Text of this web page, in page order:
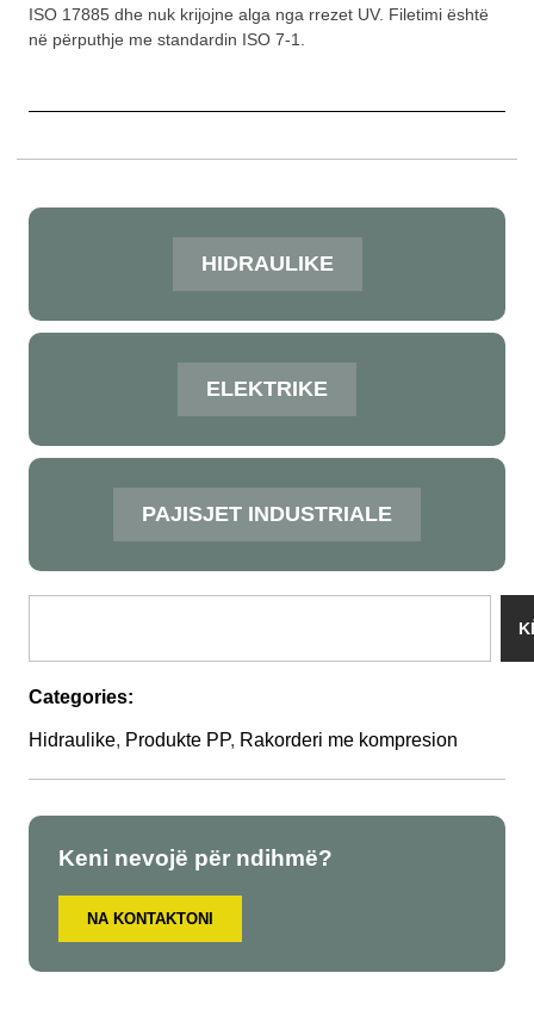
ISO 17885 dhe nuk krijojne alga nga rrezet UV. Filetimi është
në përputhje me standardin ISO 7-1.
HIDRAULIKE
ELEKTRIKE
PAJISJET INDUSTRIALE
Categories:
Hidraulike, Produkte PP, Rakorderi me kompresion
Keni nevojë për ndihmë?
NA KONTAKTONI